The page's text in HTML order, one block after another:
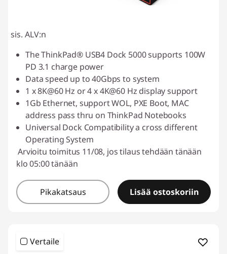
sis. ALV:n
The ThinkPad® USB4 Dock 5000 supports 100W
PD 3.1 charge power
Data speed up to 40Gbps to system
1 x 8K@60 Hz or 4 x 4K@60 Hz display support
1Gb Ethernet, support WOL, PXE Boot, MAC
address pass thru on ThinkPad Notebooks
Universal Dock Compatibility a cross different
Operating System
Arvioitu toimitus 11/08, jos tilaus tehdään tänään
klo 05:00 tänään
Pikakatsaus Lisää ostoskoriin
Vertaile